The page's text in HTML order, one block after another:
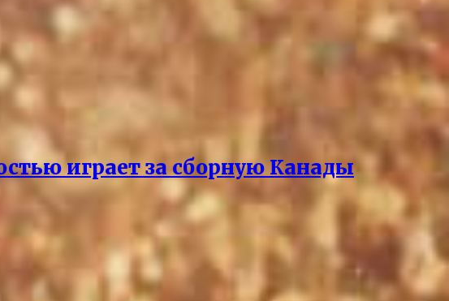
играет за сборную Канады